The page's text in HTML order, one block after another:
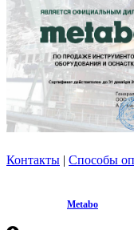
Контакты | Способы
Metabo